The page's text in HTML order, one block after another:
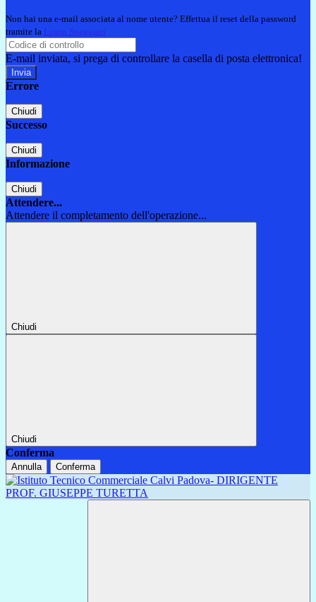
Non hai una e-mail associata al nome utente? Effettua il reset della password
tramite la Login Spaggiari
E-mail inviata, si prega di controllare la casella di posta elettronica!
Errore
Chiudi
Successo
Chiudi
Informazione
Chiudi
Attendere...
Attendere il completamento dell'operazione...
Chiudi
Chiudi
Conferma
Annulla Conferma